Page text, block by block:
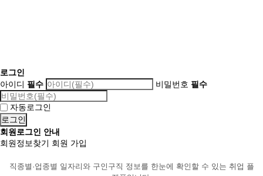
로그인
아이디 필수 비밀번호 필수
자동로그인
회원로그인 안내
회원정보찾기 회원 가입
직종별·업종별 일자리와 구인구직 정보를 한눈에 확인할 수 있는 취업 플